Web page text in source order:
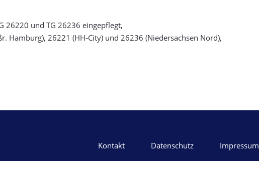
26220 und TG 26236 eingepflegt,
Hamburg), 26221 (HH-City) und 26236 (Niedersachsen Nord),
Kontakt Datenschutz Impressum